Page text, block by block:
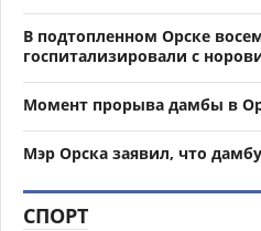
В подтопленном Орске
госпитализировали с
Момент прорыва дамбы в
Мэр Орска заявил, что
СПОРТ